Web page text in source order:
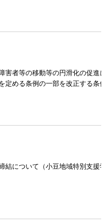
害者等の移動等の円滑化の促進
定める条例の一部を改正する条
結について（小豆地域特別支援